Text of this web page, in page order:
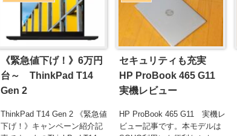
《緊急値下げ！》6万円
台～ ThinkPad T14
Gen 2
ThinkPad T14 Gen 2 《緊急値
下げ！》キャンペーン紹介記
セキュリティも充実
HP ProBook 465 G11
実機レビュー
HP ProBook 465 G11 実機レ
ビュー記事です。本モデルは